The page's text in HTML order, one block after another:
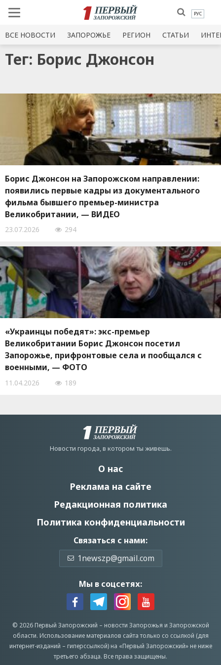
РУС
ВСЕ НОВОСТИ ЗАПОРОЖЬЕ РЕГИОН СТАТЬИ
Тег: Борис Джонсон
Борис Джонсон на Запорожском направлении:
появились первые кадры из документального
фильма бывшего премьер-министра
Великобритании, — ВИДЕО
23.07.2026 294
«Украинцы победят»: экс-премьер
Великобритании Борис Джонсон посетил
Запорожье, прифронтовые села и пообщался с
военными, — ФОТО
11.04.2026 189
Новости города, в котором ты живешь.
О нас
Реклама на сайте
Редакционная политика
Политика конфиденциальности
Связаться с нами:
1newszp@gmail.com
Мы в соцсетях:
© 2026 Первый Запорожский – новости Запорожья и Запорожской
области. Использование материалов сайта только со ссылкой (для
интернет-изданий – гиперссылкой) на «Первый Запорожский» не ниже
третьего абзаца. Все права защищены.